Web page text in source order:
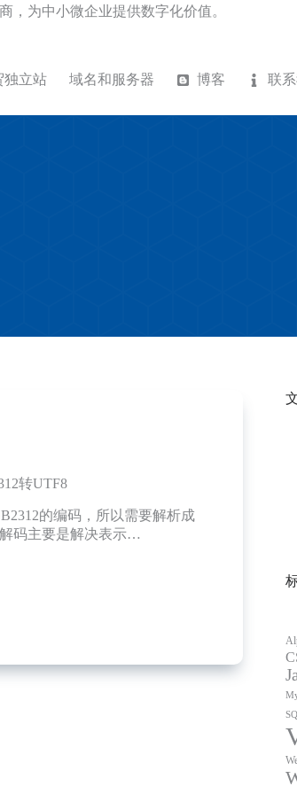
，为中小微企业提供数字化价值。
独立站 域名和服务器 博客 联
转UTF8
的编码，所以需要解析成
码主要是解决表示…